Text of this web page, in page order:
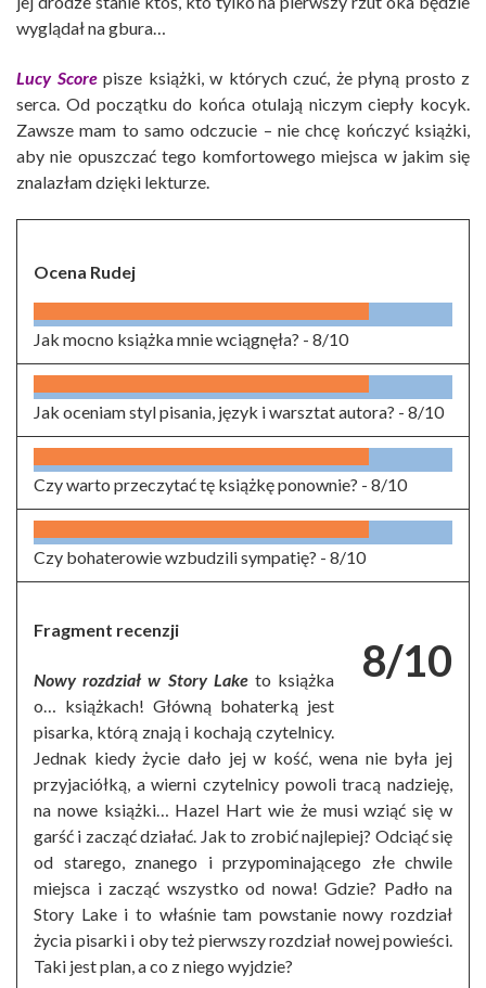
wyglądał na gbura…
Lucy Scorepisze książki, w których czuć, że płyną prosto z
serca. Od początku do końca otulają niczym ciepły kocyk.
Zawsze mam to samo odczucie – nie chcę kończyć książki,
aby nie opuszczać tego komfortowego miejsca w jakim się
znalazłam dzięki lekturze.
Ocena Rudej
Jak mocno książka mnie wciągnęła? - 8/10
Jak oceniam styl pisania, język i warsztat autora? - 8/10
Czy warto przeczytać tę książkę ponownie? - 8/10
Czy bohaterowie wzbudzili sympatię? - 8/10
8/10
Fragment recenzji
Nowy rozdział w Story Laketo książka
o… książkach! Główną bohaterką jest
pisarka, którą znają i kochają czytelnicy.
Jednak kiedy życie dało jej w kość, wena nie była jej
przyjaciółką, a wierni czytelnicy powoli tracą nadzieję,
na nowe książki… Hazel Hart wie że musi wziąć się w
garść i zacząć działać. Jak to zrobić najlepiej? Odciąć się
od starego, znanego i przypominającego złe chwile
miejsca i zacząć wszystko od nowa! Gdzie? Padło na
Story Lake i to właśnie tam powstanie nowy rozdział
życia pisarki i oby też pierwszy rozdział nowej powieści.
Taki jest plan, a co z niego wyjdzie?